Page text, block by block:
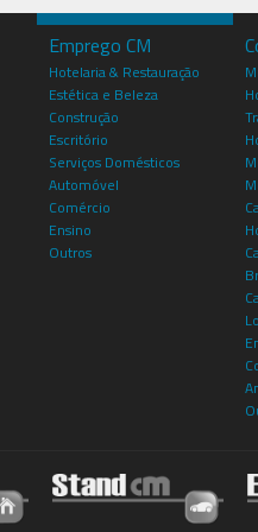
Emprego CM
Hotelaria & Restauração
Estética e Beleza
Construção
Escritório
Serviços Domésticos
Automóvel
Comércio
Ensino
Outros